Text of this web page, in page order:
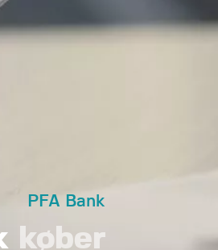
PFA Bank
køber